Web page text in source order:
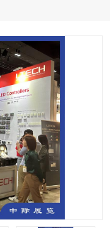
运输
-灯光音响展
年国内中国香港照明